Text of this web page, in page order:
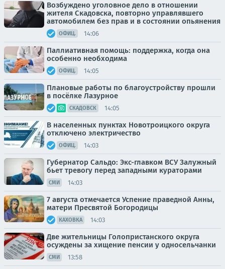
Возбуждено уголовное дело в отношении
жителя Скадовска, повторно управлявшего
автомобилем без прав и в состоянии опьянения
ОФИЦ. 14:06
Паллиативная помощь: поддержка, когда она
особенно необходима
ОФИЦ. 14:05
Плановые работы по благоустройству прошли
в посёлке Лазурное
СКАДОВСК 14:05
В населенных пунктах Новотроицкого округа
отключено электричество
ОФИЦ. 14:03
Губернатор Сальдо: Экс-главком ВСУ Залужный
бьет тревогу перед западными кураторами
СМИ 14:03
7 августа отмечается Успение праведной Анны,
матери Пресвятой Богородицы
КАХОВКА 14:03
Две жительницы Голопристанского округа
осуждены за хищение пенсии у односельчанки
СМИ 13:58